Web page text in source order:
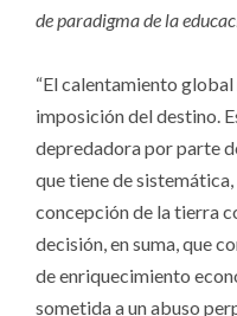
de paradigma de la
“El calentamiento global
imposición del destino.
depredadora por parte
que tiene de
concepción de la tierra
decisión, en suma, que
de enriquecimiento
sometida a un abuso